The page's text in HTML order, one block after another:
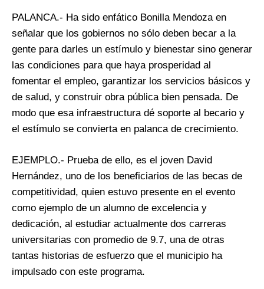
PALANCA.- Ha sido enfático Bonilla Mendoza en
señalar que los gobiernos no sólo deben becar a la
gente para darles un estímulo y bienestar sino generar
las condiciones para que haya prosperidad al
fomentar el empleo, garantizar los servicios básicos y
de salud, y construir obra pública bien pensada. De
modo que esa infraestructura dé soporte al becario y
el estímulo se convierta en palanca de crecimiento.
EJEMPLO.- Prueba de ello, es el joven David
Hernández, uno de los beneficiarios de las becas de
competitividad, quien estuvo presente en el evento
como ejemplo de un alumno de excelencia y
dedicación, al estudiar actualmente dos carreras
universitarias con promedio de 9.7, una de otras
tantas historias de esfuerzo que el municipio ha
impulsado con este programa.